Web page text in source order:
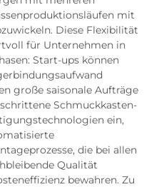
mit
Diese Flexibilität
für Unternehmen in
Start-ups können
große saisonale Aufträge
Schmuckkasten-
ein,
die bei allen
Qualität
bewahren. Zu